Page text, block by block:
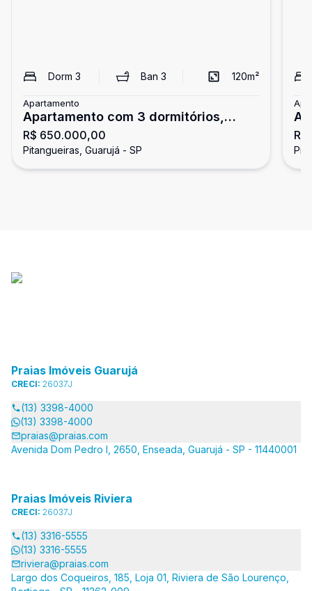
Dorm 3 Ban3 120m²
Apartamento
Apartamento com 3 dormitórios,
Pitangueiras, Guarujá
R$ 650.000,00
Pitangueiras, Guarujá - SP
Praias Imóveis Guarujá
CRECI: 26037J
(13) 3398-4000
(13) 3398-4000
praias@praias.com
Avenida Dom Pedro I, 2650, Enseada, Guarujá - SP - 11440001
Praias Imóveis Riviera
CRECI: 26037J
(13) 3316-5555
(13) 3316-5555
riviera@praias.com
Largo dos Coqueiros, 185, Loja 01, Riviera de São Lourenço,